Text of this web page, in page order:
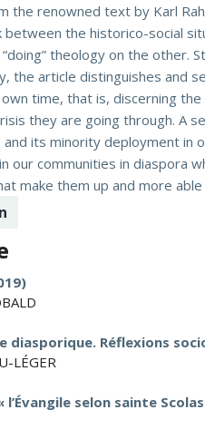
the renowned text by Karl
between the historico-social
theology on the other.
the article distinguishes and
time, that is, discerning
they are going through. A
its minority deployment in
our communities in diaspora
make them up and more
diasporique. Réflexions
LÉGER
l’Évangile selon sainte